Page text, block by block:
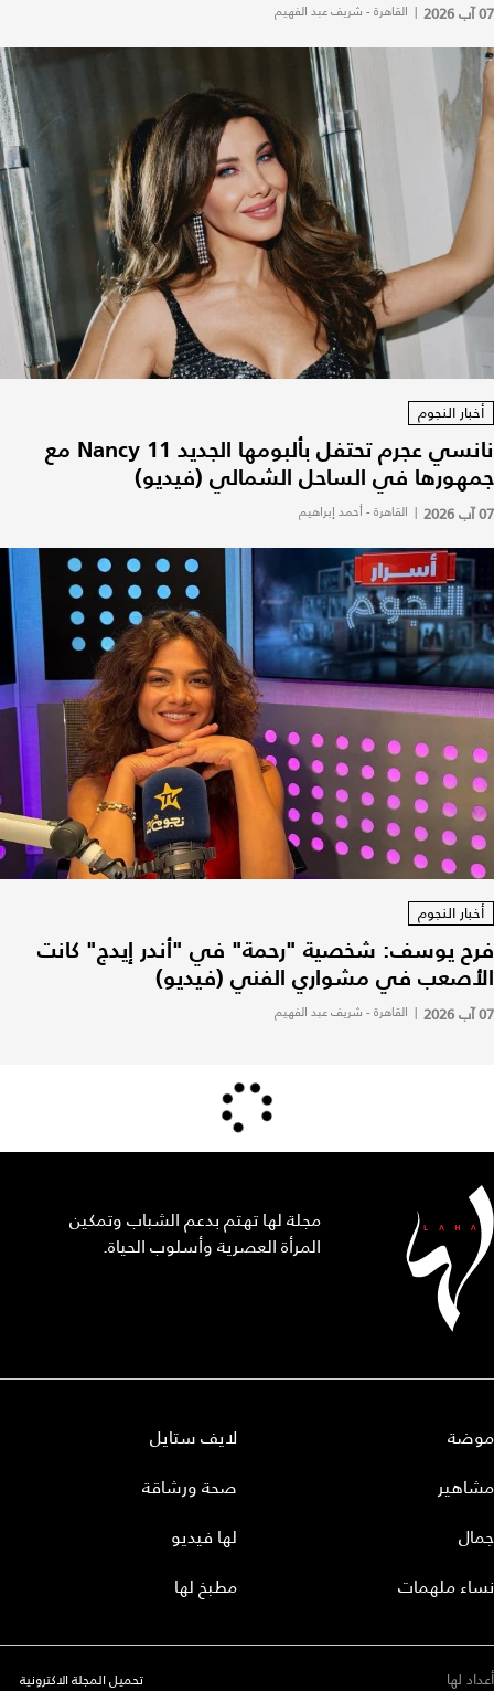
07 آب 2026 | القاهرة - شريف عبد الفهيم
أخبار النجوم
نانسي عجرم تحتفل بألبومها الجديد Nancy 11 مع
جمهورها في الساحل الشمالي (فيديو)
07 آب 2026 | القاهرة - أحمد إبراهيم
أخبار النجوم
فرح يوسف: شخصية "رحمة" في "أندر إيدج" كانت
الأصعب في مشواري الفني (فيديو)
07 آب 2026 | القاهرة - شريف عبد الفهيم
مجلة لها تهتم بدعم الشباب وتمكين
المرأة العصرية وأسلوب الحياة.
موضة
مشاهير
جمال
نساء ملهمات
لايف ستايل
صحة ورشاقة
لها فيديو
مطبخ لها
أعداد لها تحميل المجلة الاكترونية